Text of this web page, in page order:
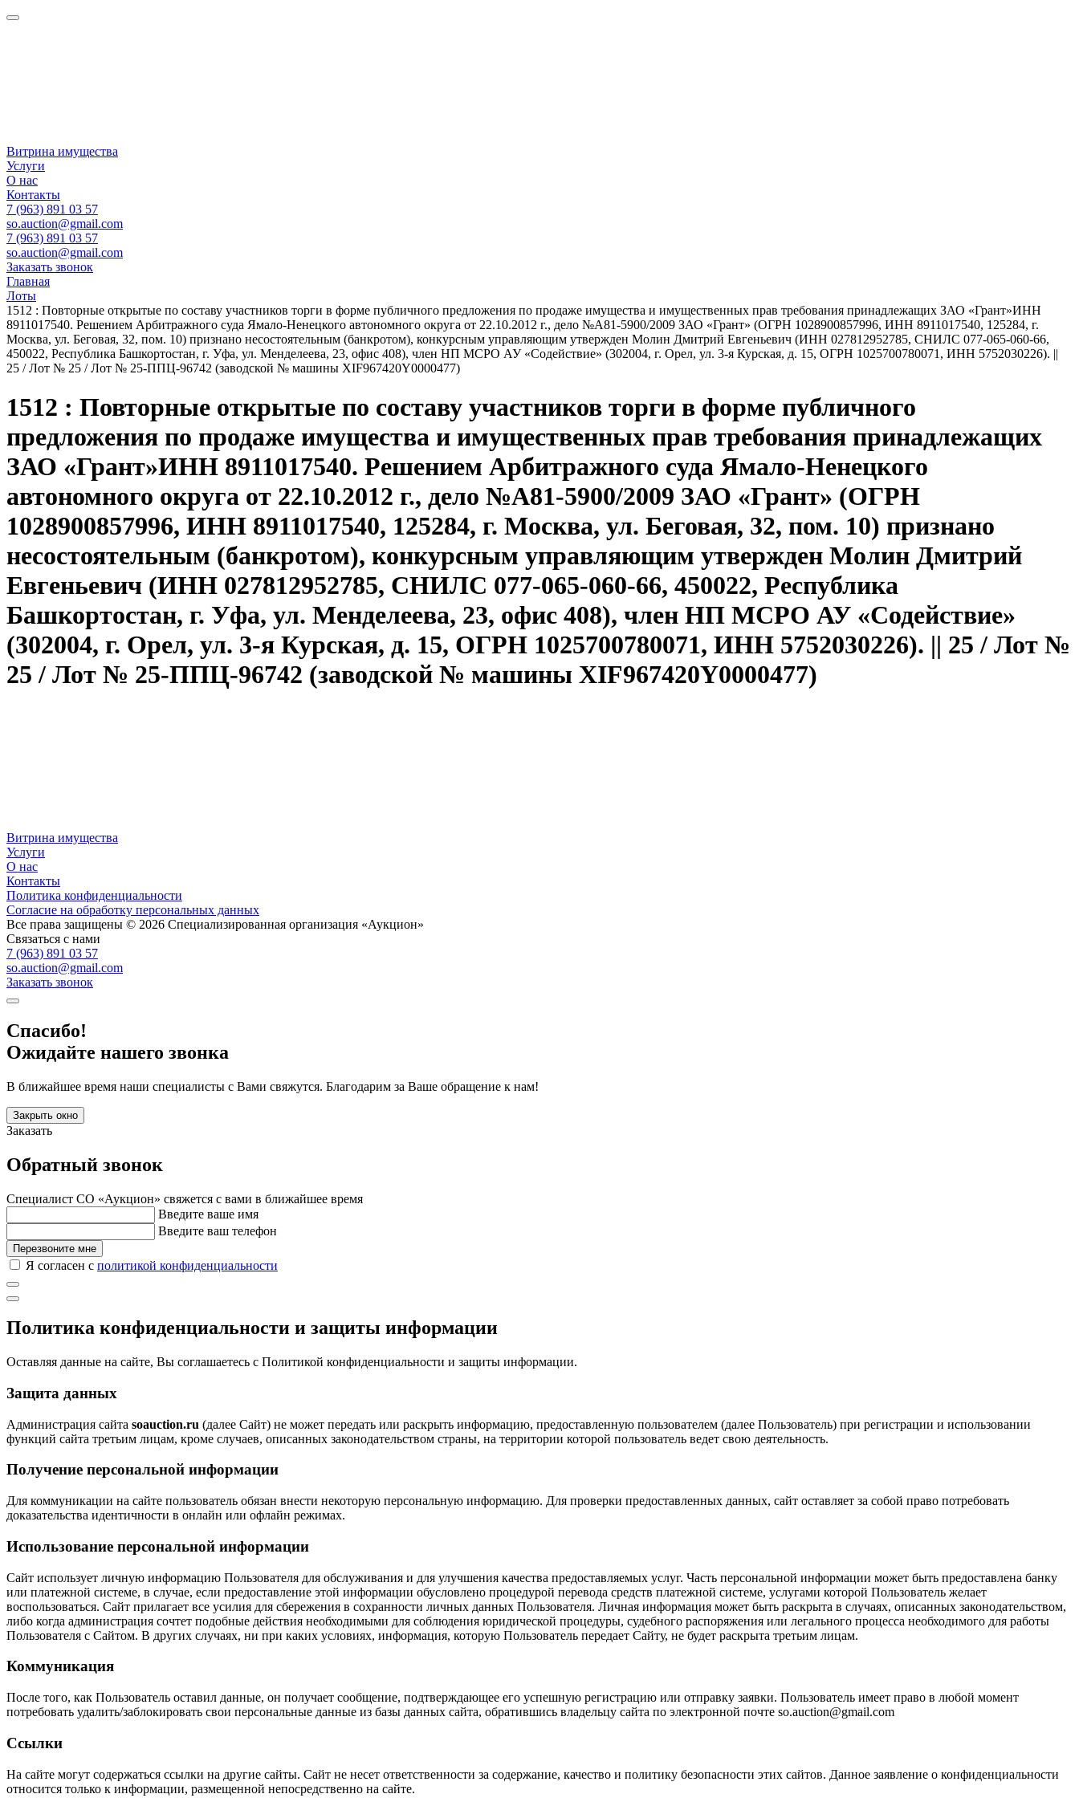
Витрина имущества
Услуги
О нас
Контакты
7 (963) 891 03 57
so.auction@gmail.com
7 (963) 891 03 57
so.auction@gmail.com
Заказать звонок
Главная
Лоты
1512 : Повторные открытые по составу участников торги в форме публичного предложения по продаже имущества и имущественных прав требования принадлежащих ЗАО «Грант»ИНН
8911017540. Решением Арбитражного суда Ямало-Ненецкого автономного округа от 22.10.2012 г., дело №А81-5900/2009 ЗАО «Грант» (ОГРН 1028900857996, ИНН 8911017540, 125284, г.
Москва, ул. Беговая, 32, пом. 10) признано несостоятельным (банкротом), конкурсным управляющим утвержден Молин Дмитрий Евгеньевич (ИНН 027812952785, СНИЛС 077-065-060-66,
450022, Республика Башкортостан, г. Уфа, ул. Менделеева, 23, офис 408), член НП МСРО АУ «Содействие» (302004, г. Орел, ул. 3-я Курская, д. 15, ОГРН 1025700780071, ИНН 5752030226). ||
25 / Лот № 25 / Лот № 25-ППЦ-96742 (заводской № машины XIF967420Y0000477)
1512 : Повторные открытые по составу участников торги в форме публичного
предложения по продаже имущества и имущественных прав требования принадлежащих
ЗАО «Грант»ИНН 8911017540. Решением Арбитражного суда Ямало-Ненецкого
автономного округа от 22.10.2012 г., дело №А81-5900/2009 ЗАО «Грант» (ОГРН
1028900857996, ИНН 8911017540, 125284, г. Москва, ул. Беговая, 32, пом. 10) признано
несостоятельным (банкротом), конкурсным управляющим утвержден Молин Дмитрий
Евгеньевич (ИНН 027812952785, СНИЛС 077-065-060-66, 450022, Республика
Башкортостан, г. Уфа, ул. Менделеева, 23, офис 408), член НП МСРО АУ «Содействие»
(302004, г. Орел, ул. 3-я Курская, д. 15, ОГРН 1025700780071, ИНН 5752030226). || 25 / Лот №
25 / Лот № 25-ППЦ-96742 (заводской № машины XIF967420Y0000477)
Витрина имущества
Услуги
О нас
Контакты
Политика конфиденциальности
Согласие на обработку персональных данных
Все права защищены © 2026 Специализированная организация «Аукцион»
Связаться с нами
7 (963) 891 03 57
so.auction@gmail.com
Заказать звонок
Спасибо!
Ожидайте нашего звонка
В ближайшее время наши специалисты с Вами свяжутся. Благодарим за Ваше обращение к нам!
Закрыть окно
Заказать
Обратный звонок
Специалист СО «Аукцион» свяжется с вами в ближайшее время
Введите ваше имя
Введите ваш телефон
Перезвоните мне
Я согласен с политикой конфиденциальности
Политика конфиденциальности и защиты информации
Оставляя данные на сайте, Вы соглашаетесь с Политикой конфиденциальности и защиты информации.
Защита данных
Администрация сайта soauction.ru (далее Сайт) не может передать или раскрыть информацию, предоставленную пользователем (далее Пользователь) при регистрации и использовании
функций сайта третьим лицам, кроме случаев, описанных законодательством страны, на территории которой пользователь ведет свою деятельность.
Получение персональной информации
Для коммуникации на сайте пользователь обязан внести некоторую персональную информацию. Для проверки предоставленных данных, сайт оставляет за собой право потребовать
доказательства идентичности в онлайн или офлайн режимах.
Использование персональной информации
Сайт использует личную информацию Пользователя для обслуживания и для улучшения качества предоставляемых услуг. Часть персональной информации может быть предоставлена банку
или платежной системе, в случае, если предоставление этой информации обусловлено процедурой перевода средств платежной системе, услугами которой Пользователь желает
воспользоваться. Сайт прилагает все усилия для сбережения в сохранности личных данных Пользователя. Личная информация может быть раскрыта в случаях, описанных законодательством,
либо когда администрация сочтет подобные действия необходимыми для соблюдения юридической процедуры, судебного распоряжения или легального процесса необходимого для работы
Пользователя с Сайтом. В других случаях, ни при каких условиях, информация, которую Пользователь передает Сайту, не будет раскрыта третьим лицам.
Коммуникация
После того, как Пользователь оставил данные, он получает сообщение, подтверждающее его успешную регистрацию или отправку заявки. Пользователь имеет право в любой момент
потребовать удалить/заблокировать свои персональные данные из базы данных сайта, обратившись владельцу сайта по электронной почте so.auction@gmail.com
Ссылки
На сайте могут содержаться ссылки на другие сайты. Сайт не несет ответственности за содержание, качество и политику безопасности этих сайтов. Данное заявление о конфиденциальности
относится только к информации, размещенной непосредственно на сайте.